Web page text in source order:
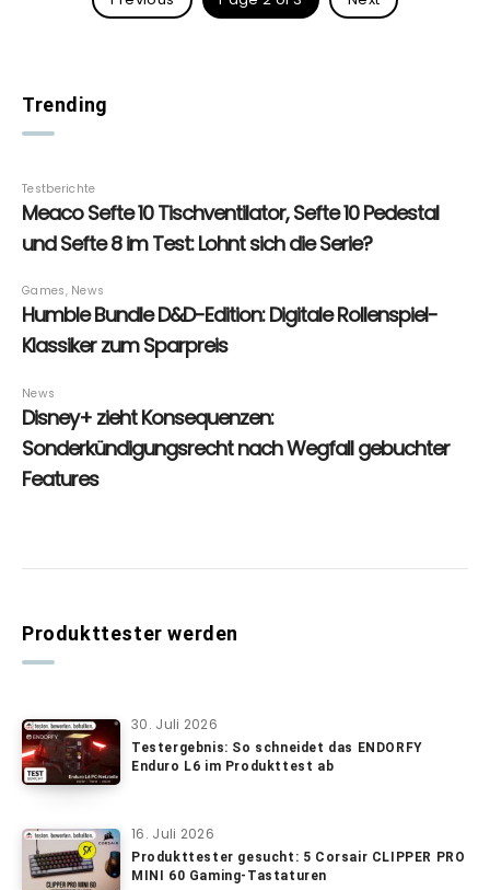
Trending
Produkttester werden
30. Juli 2026
Testergebnis: So schneidet das ENDORFY
Enduro L6 im Produkttest ab
16. Juli 2026
Produkttester gesucht: 5 Corsair CLIPPER PRO
MINI 60 Gaming-Tastaturen